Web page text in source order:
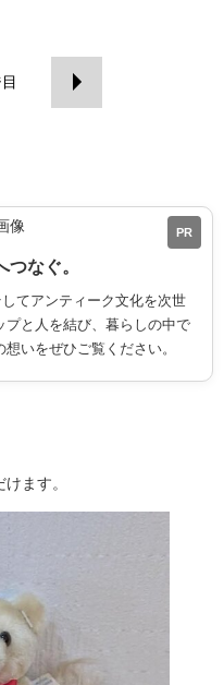
PR
なぐ。
てアンティーク文化を次世
と人を結び、暮らしの中で
いをぜひご覧ください。
ます。